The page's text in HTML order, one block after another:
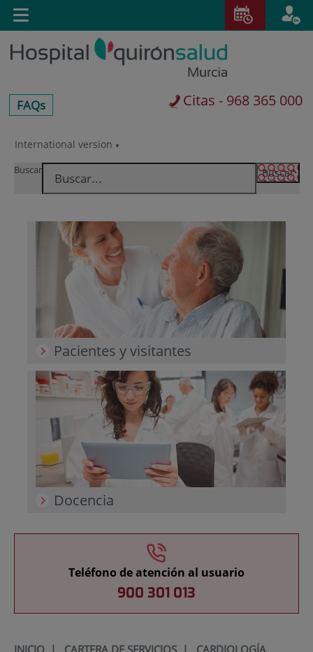
Saltar al contenido
Saltar
contenido
International version
centros-
faq
FAQs Citas - 968 365 000
Buscar
Toggle
navigation
Pacientes y visitantes
Docencia
Teléfono de atención al usuario
900 301 013